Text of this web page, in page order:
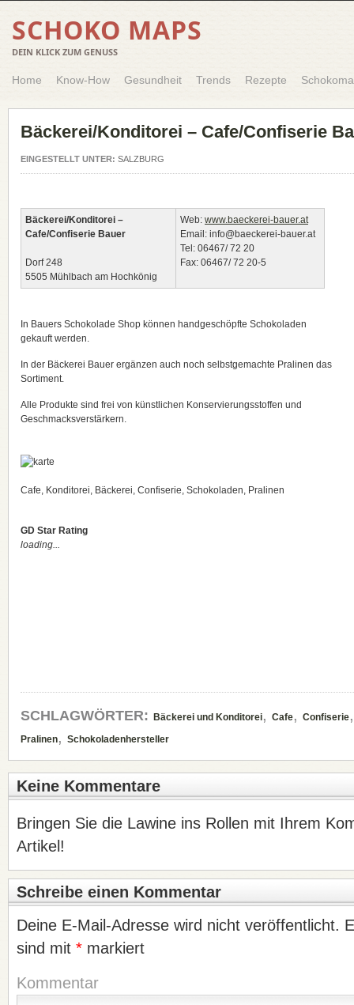
SCHOKO MAPS
DEIN KLICK ZUM GENUSS
Home Know-How Gesundheit Trends Rezepte
Bäckerei/Konditorei – Cafe/Confiserie
EINGESTELLT UNTER: SALZBURG
Bäckerei/Konditorei –
Cafe/Confiserie Bauer
Dorf 248
5505 Mühlbach am Hochkönig
Web: www.baeckerei-bauer.at
Email: info@baeckerei-bauer.at
Tel: 06467/ 72 20
Fax: 06467/ 72 20-5
In Bauers Schokolade Shop können handgeschöpfte Schokoladen
gekauft werden.
In der Bäckerei Bauer ergänzen auch noch selbstgemachte Pralinen das
Sortiment.
Alle Produkte sind frei von künstlichen Konservierungsstoffen und
Geschmacksverstärkern.
Cafe, Konditorei, Bäckerei, Confiserie, Schokoladen, Pralinen
GD Star Rating
loading...
SCHLAGWÖRTER: Bäckerei und Konditorei, Cafe, Confiserie
Pralinen, Schokoladenhersteller
Keine Kommentare
Bringen Sie die Lawine ins Rollen mit Ihrem
Artikel!
Schreibe einen Kommentar
Deine E-Mail-Adresse wird nicht veröffentlicht.
sind mit * markiert
Kommentar